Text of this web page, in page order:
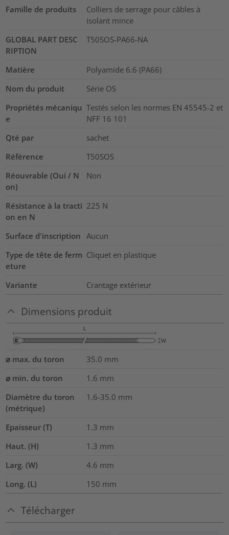
Famille de produits
Colliers de serrage pour câbles à
isolant mince
GLOBAL PART DESC
RIPTION
T50SOS-PA66-NA
Matière
Polyamide 6.6 (PA66)
Nom du produit
Série OS
Propriétés mécaniqu
e
Testés selon les normes EN 45545-2 et
NFF 16 101
Qté par
sachet
Référence
T50SOS
Réouvrable (Oui / N
on)
Non
Résistance à la tracti
on en N
225 N
Surface d'inscription Aucun
Type de tête de ferm
eture
Cliquet en plastique
Variante Crantage extérieur
Dimensions produit
⌀ max. du toron 35.0 mm
⌀ min. du toron
1.6 mm
Diamètre du toron
(métrique)
1.6-35.0 mm
Epaisseur (T) 1.3 mm
Haut. (H)
1.3 mm
Larg. (W)
4.6 mm
Long. (L)
150 mm
Télécharger